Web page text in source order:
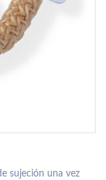
sujeción una vez